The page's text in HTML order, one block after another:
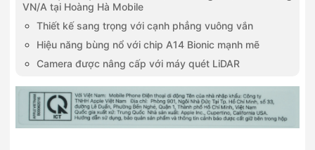
VN/A tại Hoàng Hà Mobile
Thiết kế sang trọng với cạnh phẳng vuông vắn
Hiệu năng bùng nổ với chip A14 Bionic mạnh mẽ
Camera được nâng cấp với máy quét LiDAR